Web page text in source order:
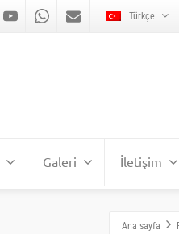
Türkçe
Galeri İletişim
Ana sayfa